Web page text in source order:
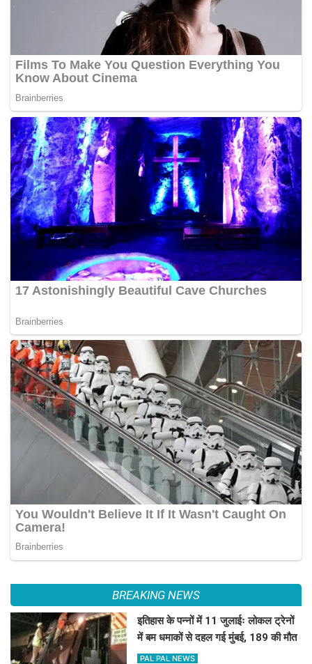
BREAKING NEWS
इतिहास के पन्नों में 11 जुलाईः लोकल ट्रेनों
में बम धमाकों से दहल गई मुंबई, 189 की मौत
PAL PAL NEWS